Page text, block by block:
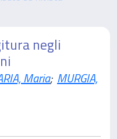
negli
Maria; MURGIA,